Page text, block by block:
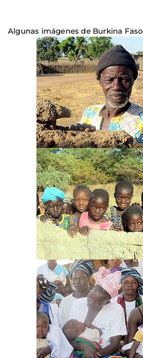
Algunas imágenes de Burkina Faso